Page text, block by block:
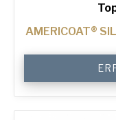
AMERICOAT®
Pizza
Tray
Menge